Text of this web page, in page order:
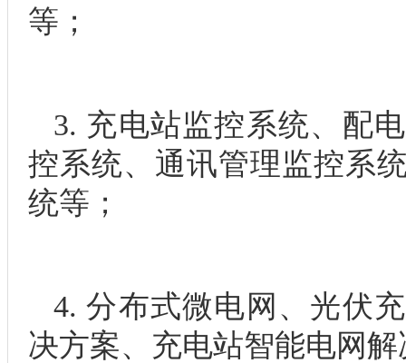
等；
3. 充电站监控系统、配
控系统、通讯管理监控系
统等；
4. 分布式微电网、光伏
决方案、充电站智能电网